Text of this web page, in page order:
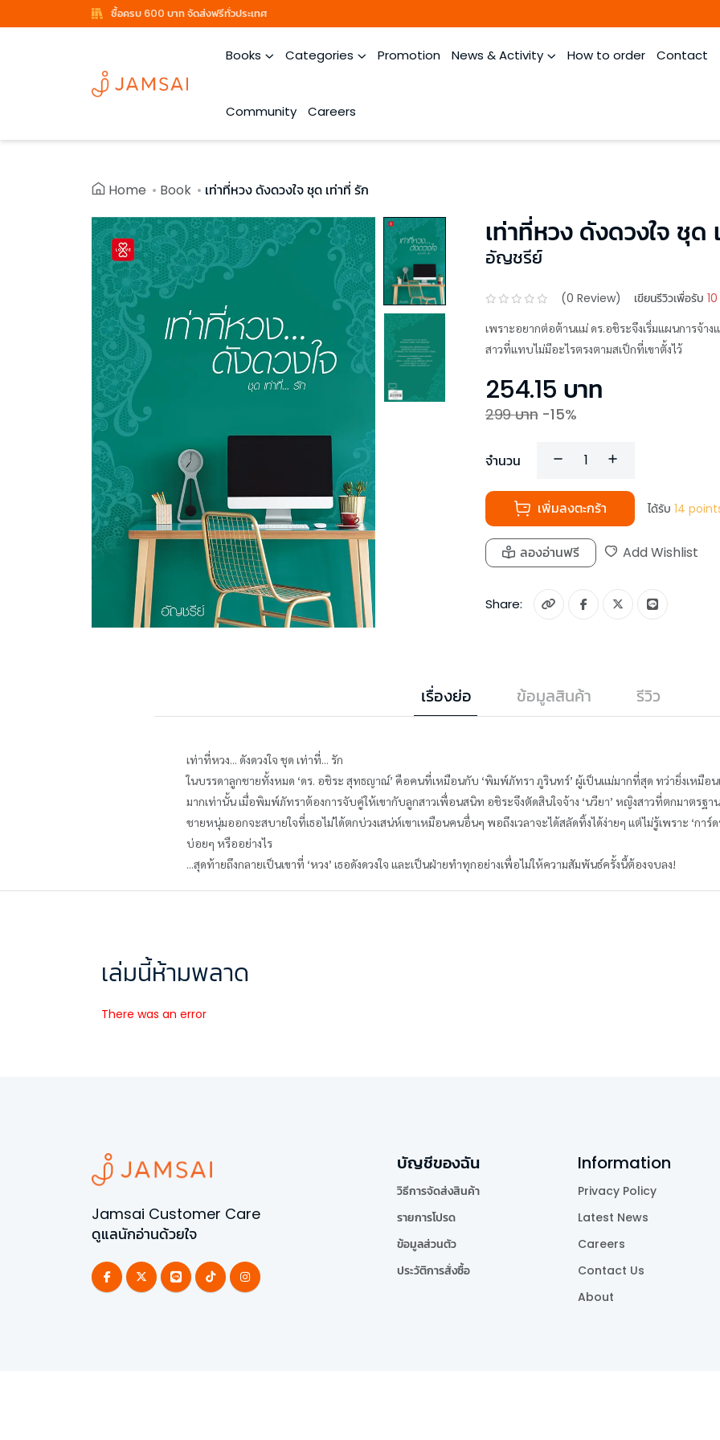
ซื้อครบ 600 บาท จัดส่งฟรีทั่วประเทศ
Books Categories Promotion News & Activity How to order Contact
Community Careers
Home Book เท่าที่หวง ดังดวงใจ ชุด เท่าที่ รัก
เท่าที่หวง ดังดวงใจ ชุด
อัญชรีย์
(0 Review) เขียนรีวิวเพื่อรับ
เพราะอยากต่อต้านแม่ ดร.อชิระจึงเริ่มแผนการจ้
สาวที่แทบไม่มีอะไรตรงตามสเป็กที่เขาตั้งไว้
254.15 บาท
299บาท -15%
จำนวน
เพิ่มลงตะกร้า ได้รับ 14
ลองอ่านฟรี Add Wishlist
Share:
เรื่องย่อ ข้อมูลสินค้า รีวิว
เท่าที่หวง... ดังดวงใจ ชุด เท่าที่... รัก
ในบรรดาลูกชายทั้งหมด ‘ดร. อชิระ สุทธญาณ์’ คือคนที่เหมือนกับ ‘พิมพ์ภัทรา ภูรินทร์’ ผู้เป็นแม่มากที่สุด ทว่ายิ่งเหมื
มากเท่านั้น เมื่อพิมพ์ภัทราต้องการจับคู่ให้เขากับลูกสาวเพื่อนสนิท อชิระจึงตัดสินใจจ้าง ‘นวียา’ หญิงสาวที่ตกมาตรฐา
ชายหนุ่มออกจะสบายใจที่เธอไม่ได้ตกบ่วงเสน่ห์เขาเหมือนคนอื่นๆ พอถึงเวลาจะได้สลัดทิ้งได้ง่ายๆ แต่ไม่รู้เพราะ ‘กา
บ่อยๆ หรืออย่างไร
...สุดท้ายถึงกลายเป็นเขาที่ ‘หวง’ เธอดังดวงใจ และเป็นฝ่ายทำทุกอย่างเพื่อไม่ให้ความสัมพันธ์ครั้งนี้ต้องจบลง!
เล่มนี้ห้ามพลาด
There was an error
Jamsai Customer Care
ดูแลนักอ่านด้วยใจ
บัญชีของฉัน
วิธีการจัดส่งสินค้า
รายการโปรด
ข้อมูลส่วนตัว
ประวัติการสั่งซื้อ
Information
Privacy Policy
Latest News
Careers
Contact Us
About